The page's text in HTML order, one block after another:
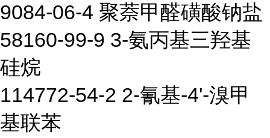
9084-06-4 聚萘甲醛磺酸钠盐
58160-99-9 3-氨丙基三羟基
硅烷
114772-54-2 2-氰基-4'-溴甲
基联苯